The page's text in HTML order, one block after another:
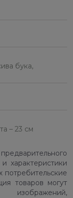
бука,
– 23 см
характеристики
товаров могут
изображений,